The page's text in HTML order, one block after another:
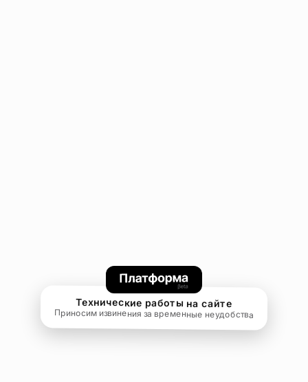
Технические работы на сайте
Приносим извинения за временные неудобства